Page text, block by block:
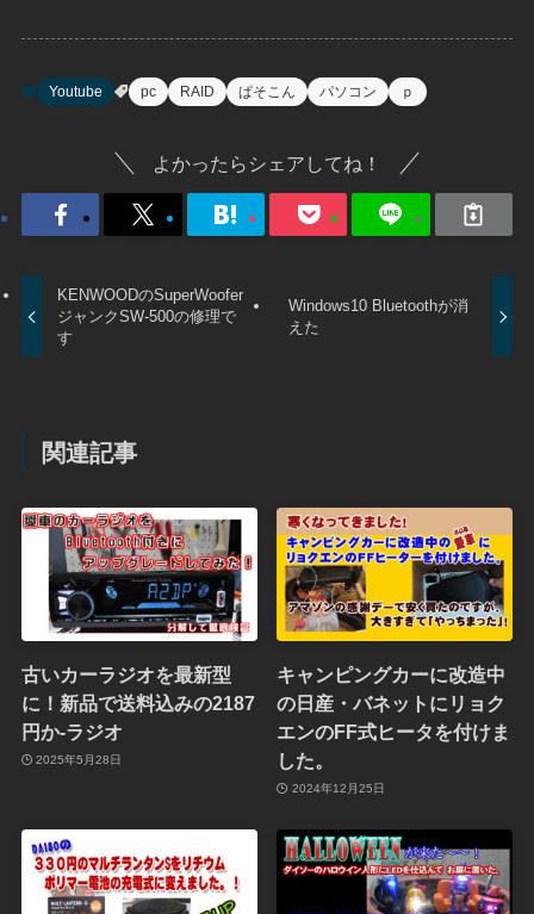
Youtube pc RAID ぱそこん パソコン ｐ
よかったらシェアしてね！
KENWOODのSuperWoofer
ジャンクSW-500の修理で
す
Windows10 Bluetoothが消
えた
関連記事
古いカーラジオを最新型
に！新品で送料込みの2187
円か-ラジオ
2025年5月28日
キャンピングカーに改造中
の日産・バネットにリョク
エンのFF式ヒータを付けま
した。
2024年12月25日